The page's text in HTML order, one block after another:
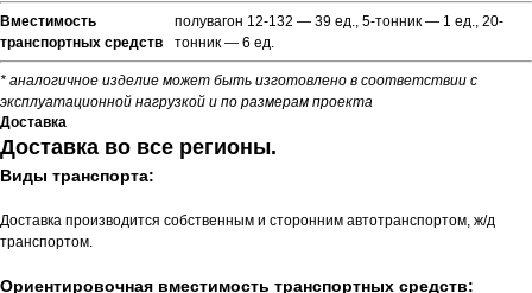
Вместимость
транспортных средств
полувагон 12-132 — 39 ед., 5-тонник — 1 ед., 20-
тонник — 6 ед.
* аналогичное изделие может быть изготовлено в соответствии с
эксплуатационной нагрузкой и по размерам проекта
Доставка
Доставка во все регионы.
Виды транспорта:
Доставка производится собственным и сторонним автотранспортом, ж/д
транспортом.
Ориентировочная вместимость транспортных средств: